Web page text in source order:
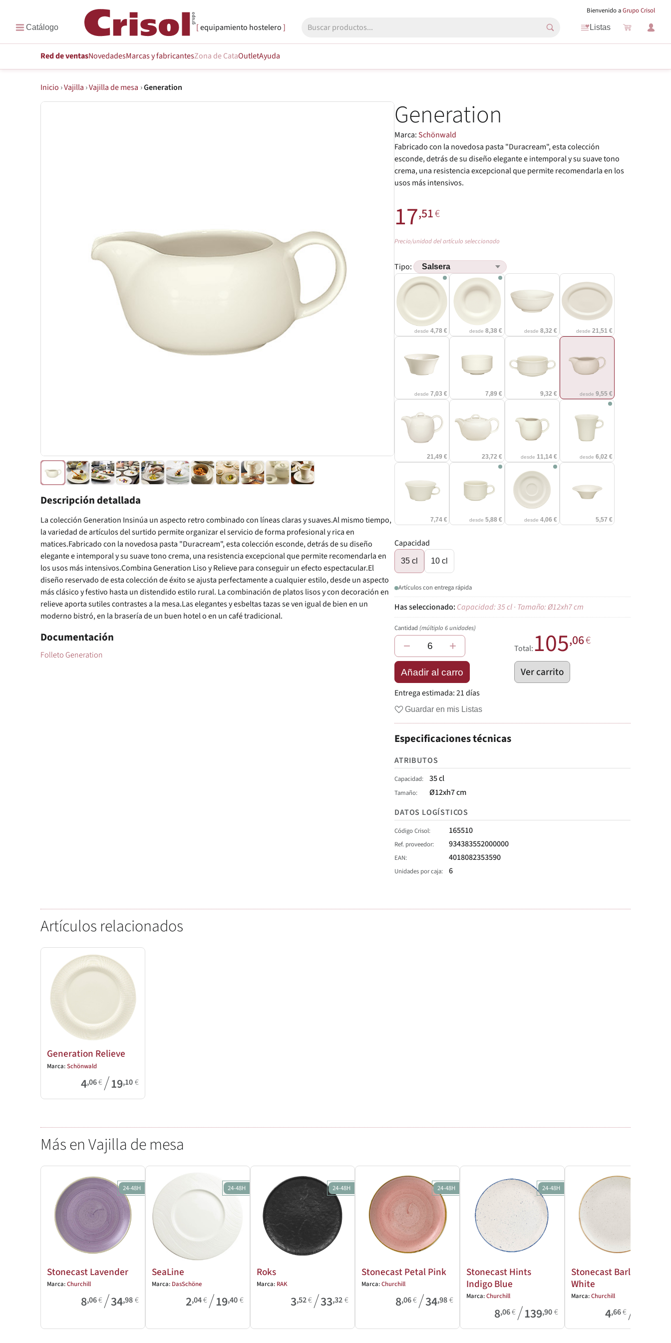
Bienvenido aGrupo Crisol
equipamiento hostelero Listas
Red de ventasNovedadesMarcasy fabricantesZona de CataOutletAyuda
Inicio ›Vajilla ›Vajilla de mesa ›Generation
Descripción detallada
La colección Generation Insinúa un aspecto retro combinado con líneas claras y suaves.Al mismo tiempo,
la variedad de artículos del surtido permite organizar el servicio de forma profesional y rica en
matices.Fabricado con la novedosa pasta "Duracream", esta colección esconde, detrás de su diseño
elegante e intemporal y su suave tono crema, una resistencia excepcional que permite recomendarla en
los usos más intensivos.Combina Generation Liso y Relieve para conseguir un efecto espectacular.El
diseño reservado de esta colección de éxito se ajusta perfectamente a cualquier estilo, desde un aspecto
más clásico y festivo hasta un distendido estilo rural. La combinación de platos lisos y con decoración en
relieve aporta sutiles contrastes a la mesa.Las elegantes y esbeltas tazas se ven igual de bien en un
moderno bistró, en la brasería de un buen hotel o en un café tradicional.
Documentación
Folleto Generation
Generation
Marca:Schönwald
Fabricado con la novedosa pasta "Duracream", esta colección
esconde, detrás de su diseño elegante e intemporal y su suave tono
crema, una resistencia excepcional que permite recomendarla en los
usos más intensivos.
17,51€
Precio/unidad del artículo seleccionado
Tipo:
desde4,78 € desde8,38 € desde8,32 € desde 21,51 €
desde 7,03 € 7,89 € 9,32 € desde 9,55 €
21,49 € 23,72 € desde 11,14 € desde 6,02 €
7,74 € desde5,88 € desde4,06 € 5,57 €
Capacidad
35 cl 10 cl
Artículos con entrega rápida
Capacidad: 35 cl · Tamaño: Ø12xh7 cm
Cantidad(múltiplo 6 unidades)
− +
Añadir al carro
Total:105,06€
Ver carrito
Entrega estimada:21 días
Guardar en mis Listas
Especificaciones técnicas
ATRIBUTOS
Capacidad 35 cl
Tamaño
Ø12xh7 cm
DATOS LOGÍSTICOS
Código Crisol 165510
Ref. proveedor 934383552000000
EAN 4018082353590
Unidades por caja 6
Artículos relacionados
Generation Relieve
Marca:Schönwald
4,06€/19,10€
Más en Vajilla de mesa
24-48H
Stonecast Lavender
Marca:Churchill
8,06€/34,98€
24-48H
SeaLine
Marca: DasSchöne
2,04€/19,40€
24-48H
Roks
Marca: RAK
3,52€/33,32€
24-48H
Stonecast Petal Pink
Marca:Churchill
8,06€/34,98€
24-48H
Stonecast Hints
Indigo Blue
Marca:Churchill
8,06€/139,90€
Stonecast Barley
White
Marca:Churchill
4,66€/